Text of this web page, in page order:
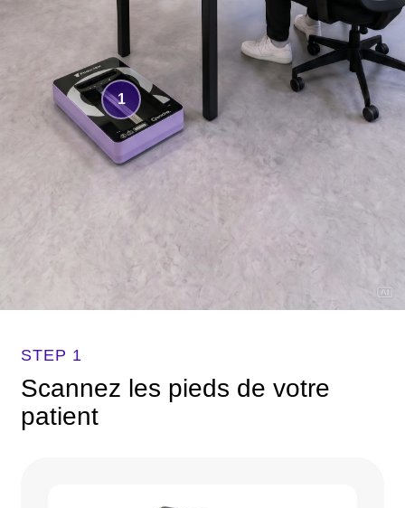
1
STEP 1
Scannez les pieds de votre
patient